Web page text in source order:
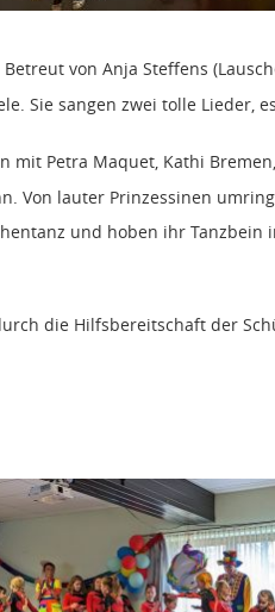
Betreut von Anja Steffens
Sie sangen zwei tolle
Petra Maquet, Kathi
Von lauter Prinzessinen
und hoben ihr
die Hilfsbereitschaft der